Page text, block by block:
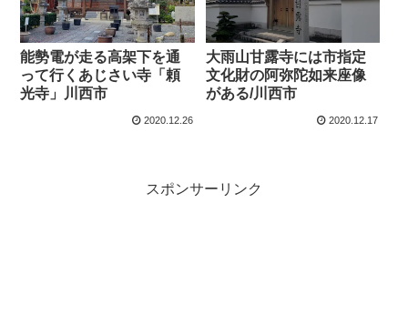
能勢電が走る高架下を通
って行くあじさい寺「頼
光寺」川西市
2020.12.26
大雨山甘露寺には市指定
文化財の阿弥陀如来座像
がある/川西市
2020.12.17
スポンサーリンク